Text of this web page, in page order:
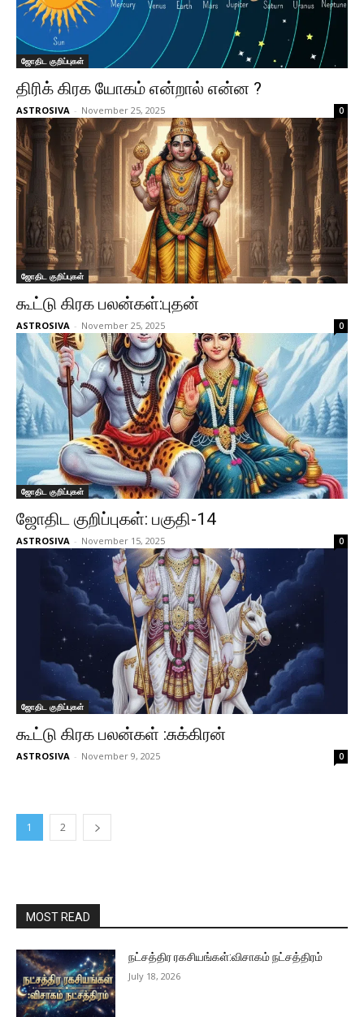
ஜோதிட குறிப்புகள்
திரிக் கிரக யோகம் என்றால் என்ன ?
ASTROSIVA - November 25, 2025 0
ஜோதிட குறிப்புகள்
கூட்டு கிரக பலன்கள்:புதன்
ASTROSIVA - November 25, 2025 0
ஜோதிட குறிப்புகள்
ஜோதிட குறிப்புகள்: பகுதி-14
ASTROSIVA - November 15, 2025 0
ஜோதிட குறிப்புகள்
கூட்டு கிரக பலன்கள் :சுக்கிரன்
ASTROSIVA - November 9, 2025 0
1 2
MOST READ
நட்சத்திர ரகசியங்கள்:விசாகம் நட்சத்திரம்
July 18, 2026